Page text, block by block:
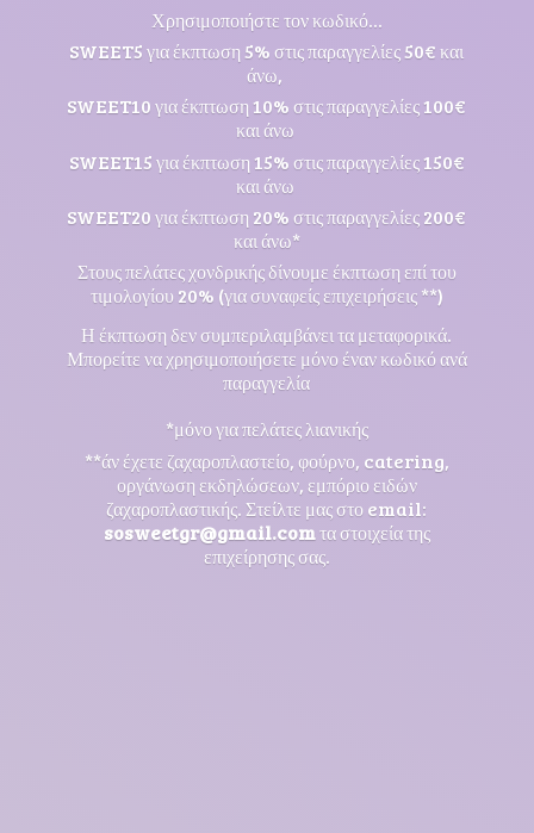
Χρησιμοποιήστε τον κωδικό...
SWEET5 για έκπτωση 5% στις παραγγελίες 50€ και
άνω,
SWEET10 για έκπτωση 10% στις παραγγελίες 100€
και άνω
SWEET15 για έκπτωση 15% στις παραγγελίες 150€
και άνω
SWEET20 για έκπτωση 20% στις παραγγελίες 200€
και άνω*
Στους πελάτες χονδρικής δίνουμε έκπτωση επί του
τιμολογίου 20% (για συναφείς επιχειρήσεις **)
Η έκπτωση δεν συμπεριλαμβάνει τα μεταφορικά.
Μπορείτε να χρησιμοποιήσετε μόνο έναν κωδικό ανά
παραγγελία
*μόνο για πελάτες λιανικής
**άν έχετε ζαχαροπλαστείο, φούρνο, catering,
οργάνωση εκδηλώσεων, εμπόριο ειδών
ζαχαροπλαστικής. Στείλτε μας στο email:
sosweetgr@gmail.comτα στοιχεία της
επιχείρησης σας.